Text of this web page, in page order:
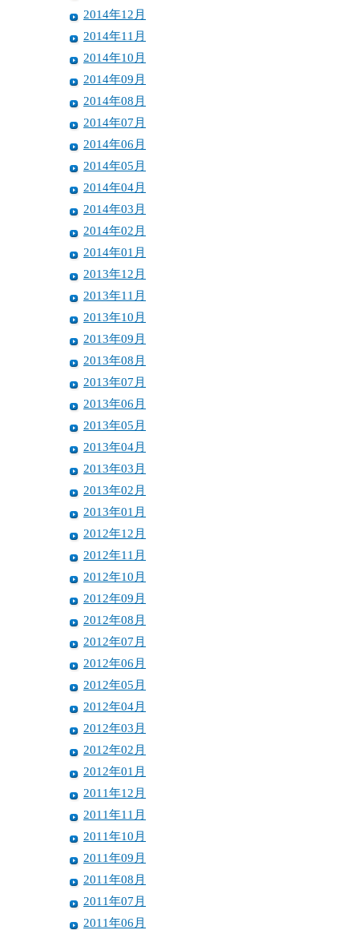
2014年12月
2014年11月
2014年10月
2014年09月
2014年08月
2014年07月
2014年06月
2014年05月
2014年04月
2014年03月
2014年02月
2014年01月
2013年12月
2013年11月
2013年10月
2013年09月
2013年08月
2013年07月
2013年06月
2013年05月
2013年04月
2013年03月
2013年02月
2013年01月
2012年12月
2012年11月
2012年10月
2012年09月
2012年08月
2012年07月
2012年06月
2012年05月
2012年04月
2012年03月
2012年02月
2012年01月
2011年12月
2011年11月
2011年10月
2011年09月
2011年08月
2011年07月
2011年06月